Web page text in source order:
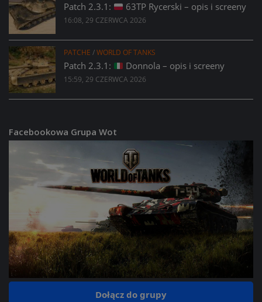
Patch 2.3.1: 63TP Rycerski – opis i screeny
16:08, 29 CZERWCA 2026
PATCHE /WORLD OF TANKS
Patch 2.3.1: Donnola – opis i screeny
15:59, 29 CZERWCA 2026
Facebookowa Grupa Wot
Dołącz do grupy